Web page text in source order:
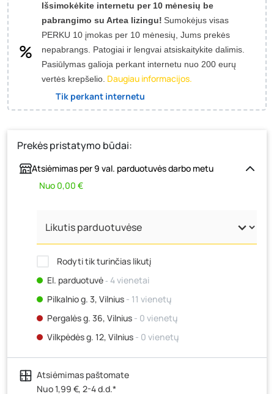
Išsimokėkite internetu per 10 mėnesių be
pabrangimo su Artea lizingu! Sumokėjus visas
PERKU 10 įmokas per 10 mėnesių, Jums prekės
nepabrangs. Patogiai ir lengvai atsiskaitykite dalimis.
Pasiūlymas galioja perkant internetu nuo 200 eurų
vertės krepšelio. Daugiau informacijos.
Tik perkant internetu
Prekės pristatymo būdai:
Atsiėmimas per 9 val. parduotuvės darbo metu
Nuo 0,00 €
Rodyti tik turinčias likutį
El. parduotuvė‐ 4 vienetai
Pilkalnio g. 3, Vilnius - 11 vienetų
Pergalės g. 36, Vilnius - 0 vienetų
Vilkpėdės g. 12, Vilnius - 0 vienetų
Ateities g. 15, Vilnius- 0 vienetų
Kauno r., Narsiečių k., Vytauto g. 183, Kaunas
vienetų
Atsiėmimas paštomate
Nuo 1,99 €, 2-4 d.d.*